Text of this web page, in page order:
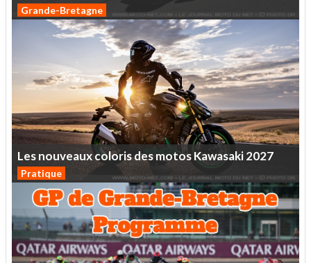
Grande-Bretagne
LesnouveauxcolorisdesmotosKawasaki2027
Pratique